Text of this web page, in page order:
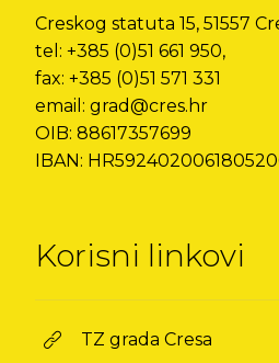
Creskog statuta 15, 51557
tel: +385 (0)51 661 950,
fax: +385 (0)51 571 331
email: grad@cres.hr
OIB: 88617357699
IBAN:
Korisni linkovi
TZ grada Cresa